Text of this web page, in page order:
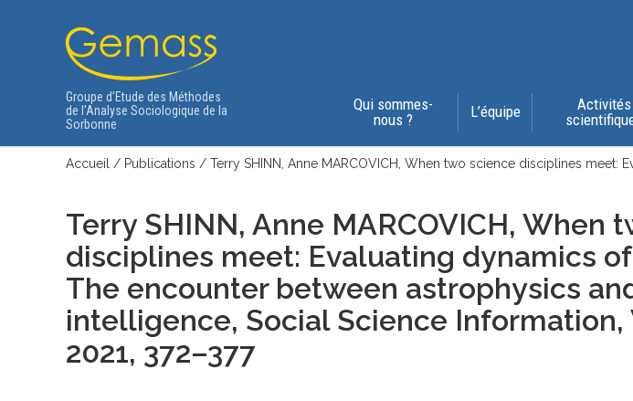
Groupe d’Etude des Méthodes
de l’Analyse Sociologique de la
Sorbonne
Qui sommes-
nous ?
L’équipe
Activités
Accueil / Publications / Terry SHINN, Anne MARCOVICH, When two science disciplines meet:
Terry SHINN, Anne MARCOVICH, When
disciplines meet: Evaluating dynamics
The encounter between astrophysics
intelligence, Social Science Information,
2021, 372–377